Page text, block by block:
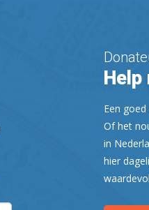
Help
Een
Of het
in
hier